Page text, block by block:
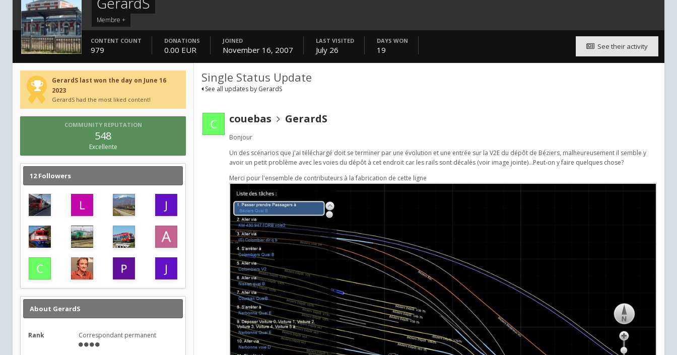
Membre +
See their activity
CONTENT COUNT
979
DONATIONS
0.00 EUR
JOINED
November 16, 2007
LAST VISITED
July 26
DAYS WON
19
GerardS last won the day on June 16
2023
GerardS had the most liked content!
COMMUNITY REPUTATION
548
Excellente
12 Followers
About GerardS
Rank Correspondant permanent
Single Status Update
See all updates by GerardS
couebas GerardS
Bonjour
Un des scénarios que j'ai téléchargé doit se terminer par une évolution et une entrée sur la V2E du dépôt de Béziers, malheureusement il semble y
avoir un petit problème avec les voies du dépôt à cet endroit car les rails sont décalés (voir image jointe)...Peut-on y faire quelques chose?
Merci pour l'ensemble de contributeurs à la fabrication de cette ligne